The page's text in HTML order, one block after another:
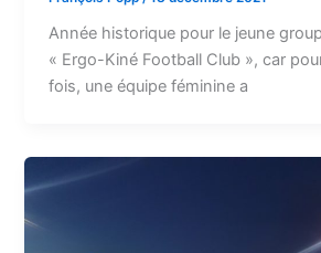
Année historique pour le jeune
« Ergo-Kiné Football Club », car
fois, une équipe féminine a